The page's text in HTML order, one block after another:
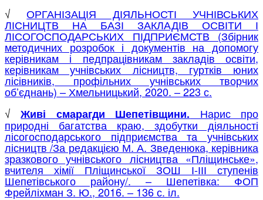
√ОРГАНІЗАЦІЯ ДІЯЛЬНОСТІ УЧНІВСЬКИХ
ЛІСНИЦТВ НА БАЗІ ЗАКЛАДІВ ОСВІТИ І
ЛІСОГОСПОДАРСЬКИХ ПІДПРИЄМСТВ (Збірник
методичних розробок і документів на допомогу
керівникам і педпрацівникам закладів освіти,
керівникам учнівських лісництв, гуртків юних
лісівників, профільних учнівських творчих
об’єднань) – Хмельницький, 2020. – 223 с.
√Живі смарагди Шепетівщини. Нарис про
природні багатства краю, здобутки діяльності
лісогосподарського підприємства та учнівських
лісництв /За редакцією М. А. Зведенюка, керівника
зразкового учнівського лісництва «Пліщинське»,
вчителя хімії Пліщинської ЗОШ І-ІІІ ступенів
Шепетівського району/. – Шепетівка: ФОП
Фрейліхман З. Ю., 2016. – 136 с. іл.